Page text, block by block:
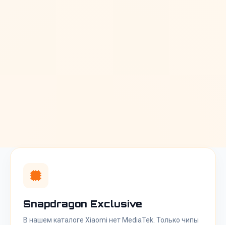
Snapdragon Exclusive
В нашем каталоге Xiaomi нет MediaTek. Только чипы